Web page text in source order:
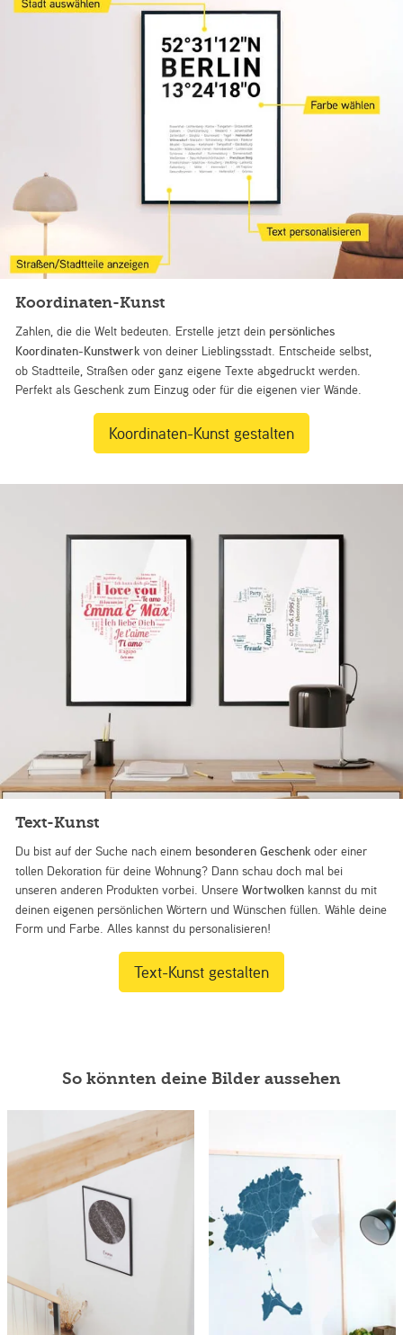
Koordinaten-Kunst
Zahlen, die die Welt bedeuten. Erstelle jetzt dein persönliches
Koordinaten-Kunstwerk von deiner Lieblingsstadt. Entscheide selbst,
ob Stadtteile, Straßen oder ganz eigene Texte abgedruckt werden.
Perfekt als Geschenk zum Einzug oder für die eigenen vier Wände.
Koordinaten-Kunst gestalten
Text-Kunst
Du bist auf der Suche nach einem besonderen Geschenk oder einer
tollen Dekoration für deine Wohnung? Dann schau doch mal bei
unseren anderen Produkten vorbei. UnsereWortwolken kannst du mit
deinen eigenen persönlichen Wörtern und Wünschen füllen. Wähle deine
Form und Farbe. Alles kannst du personalisieren!
Text-Kunst gestalten
So könnten deine Bilder aussehen